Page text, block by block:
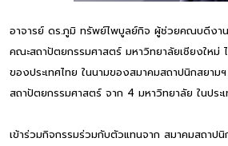
อาจารย์ ดร.ภูมิ ทรัพย์ไพบูลย์กิจ ผู้ช่วยคณบดีง
คณะสถาปัตยกรรมศาสตร์ มหาวิทยาลัยเชียงใหม่
ของประเทศไทย ในนามของสมาคมสถาปนิกสยา
สถาปัตยกรรมศาสตร์ จาก 4 มหาวิทยาลัย ในประเ
เข้าร่วมกิจกรรมร่วมกับตัวแทนจาก สมาคมสถาป